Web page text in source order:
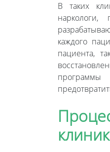
В таких
наркологи,
каждого
пациента,
программы